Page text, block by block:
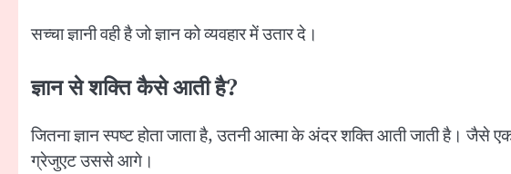
सच्चा ज्ञानी वही है जो ज्ञान को व्यवहार में उतार दे।
ज्ञान से शक्ति कैसे आती है?
जितना ज्ञान स्पष्ट होता जाता है, उतनी आत्मा के अंदर शक्ति आती जाती है।
ग्रेजुएट उससे आगे।